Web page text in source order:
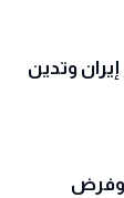
وتدين
وفرض